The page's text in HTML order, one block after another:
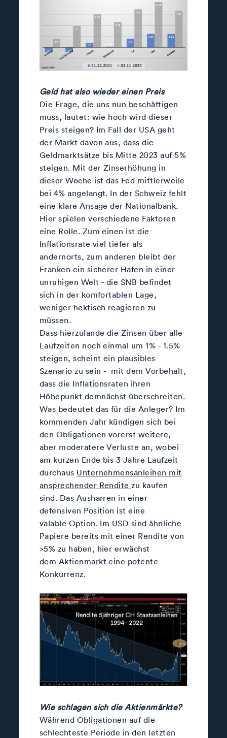
Geld hat also wieder einen Preis
Die Frage, die uns nun beschäftigen
muss, lautet: wie hoch wird dieser
Preis steigen? Im Fall der USA geht
der Markt davon aus, dass die
Geldmarktsätze bis Mitte 2023 auf 5%
steigen. Mit der Zinserhöhung in
dieser Woche ist das Fed mittlerweile
bei 4% angelangt. In der Schweiz fehlt
eine klare Ansage der Nationalbank.
Hier spielen verschiedene Faktoren
eine Rolle. Zum einen ist die
Inflationsrate viel tiefer als
andernorts, zum anderen bleibt der
Franken ein sicherer Hafen in einer
unruhigen Welt - die SNB befindet
sich in der komfortablen Lage,
weniger hektisch reagieren zu
müssen.
Dass hierzulande die Zinsen über alle
Laufzeiten noch einmal um 1% - 1.5%
steigen, scheint ein plausibles
Szenario zu sein - mit dem Vorbehalt,
dass die Inflationsraten ihren
Höhepunkt demnächst überschreiten.
Was bedeutet das für die Anleger? Im
kommenden Jahr kündigen sich bei
den Obligationen vorerst weitere,
aber moderatere Verluste an, wobei
am kurzen Ende bis 3 Jahre Laufzeit
durchaus Unternehmensanleihen mit
ansprechender Renditezu kaufen
sind. Das Ausharren in einer
defensiven Position ist eine
valable Option. Im USD sind ähnliche
Papiere bereits mit einer Rendite von
>5% zu haben, hier erwächst
dem Aktienmarkt eine potente
Konkurrenz.
Wie schlagen sich die Aktienmärkte?
Während Obligationen auf die
schlechteste Periode in den letzten